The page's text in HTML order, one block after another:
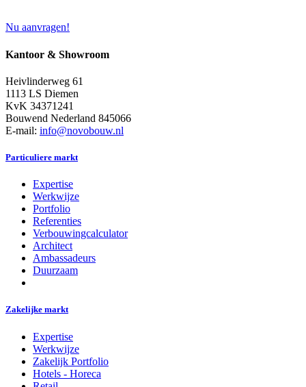
Nu aanvragen!
Kantoor & Showroom
Heivlinderweg 61
1113 LS Diemen
KvK 34371241
Bouwend Nederland 845066
E-mail: info@novobouw.nl
Particuliere markt
Expertise
Werkwijze
Portfolio
Referenties
Verbouwingcalculator
Architect
Ambassadeurs
Duurzaam
Zakelijke markt
Expertise
Werkwijze
Zakelijk Portfolio
Hotels - Horeca